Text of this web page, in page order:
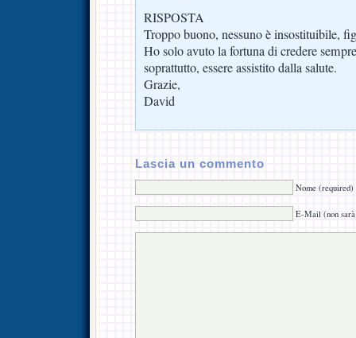
RISPOSTA
Troppo buono, nessuno è insostituibile,
Ho solo avuto la fortuna di credere
soprattutto, essere assistito dalla salute.
Grazie,
David
Lascia un commento
Nome (required)
E-Mail (non